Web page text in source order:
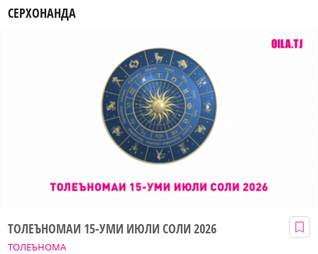
СЕРХОНАНДА
ТОЛЕЪНОМА
ТОЛЕЪНОМАИ 15-УМИ ИЮЛИ СОЛИ 2026